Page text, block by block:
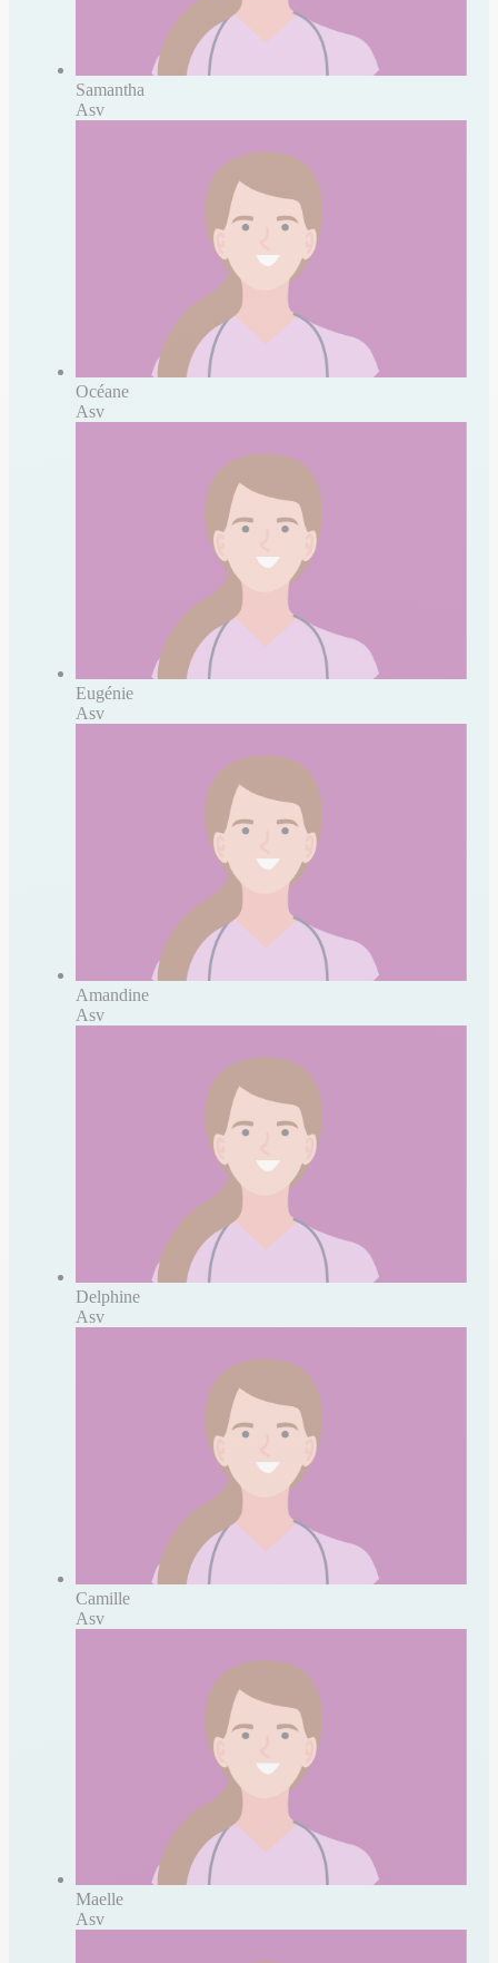
Samantha
Asv
Océane
Asv
Eugénie
Asv
Amandine
Asv
Delphine
Asv
Camille
Asv
Maelle
Asv